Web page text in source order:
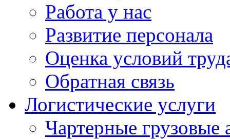
Работа у нас
Развитие персонала
Оценка условий
Обратная связь
Логистические услуги
Чартерные грузовые